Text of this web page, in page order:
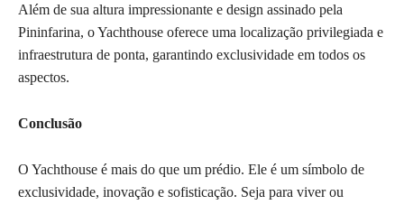
Além de sua altura impressionante e design assinado pela
Pininfarina, o Yachthouse oferece uma localização privilegiada e
infraestrutura de ponta, garantindo exclusividade em todos os
aspectos.
Conclusão
O Yachthouse é mais do que um prédio. Ele é um símbolo de
exclusividade, inovação e sofisticação. Seja para viver ou